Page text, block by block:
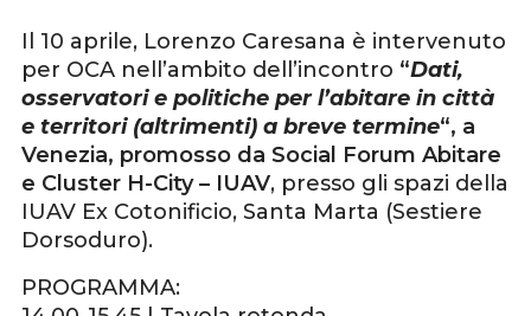
Il 10 aprile, Lorenzo Caresana è intervenuto
per OCA nell’ambito dell’incontro “Dati,
osservatori e politiche per l’abitare in città
e territori (altrimenti) a breve termine“, a
Venezia, promosso da Social Forum Abitare
e Cluster H-City – IUAV, presso gli spazi della
IUAV Ex Cotonificio, Santa Marta (Sestiere
Dorsoduro).
PROGRAMMA: